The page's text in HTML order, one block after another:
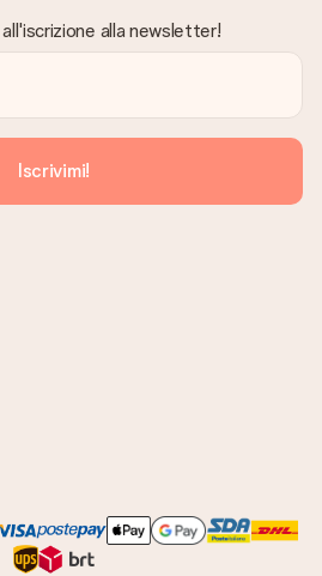
alla newsletter!
Iscrivimi!